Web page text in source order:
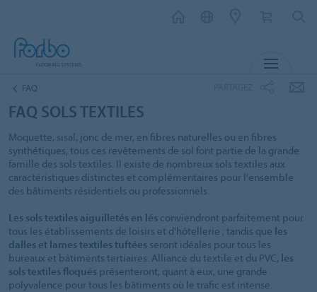
FAQ
FAQ SOLS TEXTILES
Moquette, sisal, jonc de mer, en fibres naturelles ou en fibres
synthétiques, tous ces revêtements de sol font partie de la grande
famille des sols textiles. Il existe de nombreux sols textiles aux
caractéristiques distinctes et complémentaires pour l'ensemble
des bâtiments résidentiels ou professionnels.
Les sols textiles aiguilletés en lés conviendront parfaitement pour
tous les établissements de loisirs et d'hôtellerie ; tandis que les
dalles et lames textiles tuftées seront idéales pour tous les
bureaux et bâtiments tertiaires. Alliance du textile et du PVC, les
sols textiles floqués présenteront, quant à eux, une grande
polyvalence pour tous les bâtiments où le trafic est intense.